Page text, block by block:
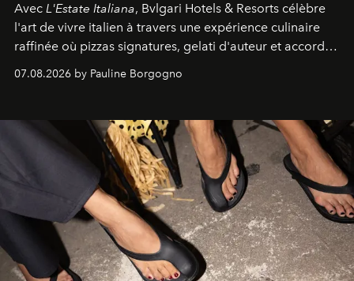
Avec L'Estate Italiana, Bvlgari Hotels & Resorts célèbre
l'art de vivre italien à travers une expérience culinaire
raffinée où pizzas signatures, gelati d'auteur et accords
d'exception composent un véritable voyage sensoriel.
07.08.2026 by Pauline Borgogno